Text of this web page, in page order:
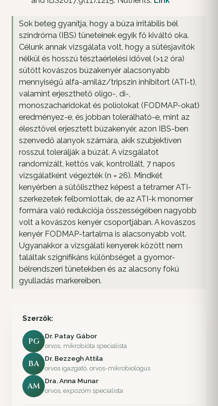
Sok beteg gyanítja, hogy a búza irritábilis bél
szindróma (IBS) tüneteinek egyik fő kiváltó oka.
Célunk annak vizsgálata volt, hogy a sütésjavítók
nélkül és hosszú tésztaérlelési idővel (>12 óra)
sütött kovászos búzakenyér alacsonyabb
mennyiségű alfa-amiláz/tripszin inhibitort (ATI-t),
valamint erjeszthető oligo-, di-,
monoszacharidokat és poliolokat (FODMAP-okat)
eredményez-e, és jobban tolerálható-e, mint az
élesztővel erjesztett búzakenyér, azon IBS-ben
szenvedő alanyok számára, akik szubjektíven
rosszul tolerálják a búzát. A vizsgálatot
randomizált, kettős vak, kontrollált, 7 napos
vizsgálatként végezték (n = 26). Mindkét
kenyérben a sütőliszthez képest a tetramer ATI-
szerkezetek felbomlottak, de az ATI-k monomer
formára való redukciója összességében nagyobb
volt a kovászos kenyér csoportjában. A kovászos
kenyér FODMAP-tartalma is alacsonyabb volt.
Ugyanakkor a vizsgálati kenyerek között nem
találtak szignifikáns különbséget a gyomor-
bélrendszeri tünetekben és az alacsony fokú
gyulladás markereiben.
Szerzők:
PG
Dr. Patay Gábor
orvos, mikrobióta specialista
BA
Dr. Bezzegh Attila
orvos igazgató, orvos-mikrobiológus
AM
Dra. Anna Munar
orvos, expozóm specialista